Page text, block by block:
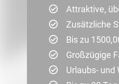
Attraktive,
Zusätzliche
Bis zu
Großzügige
Urlaubs-